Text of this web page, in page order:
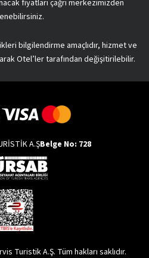
fiyatları çağrı merkezimizden
bilgilendirme amaçlıdır, hizmet ve
Otel’ler tarafından değişitirilebilir.
A.ŞBelge No: 728
Turistik A.Ş. Tüm hakları saklıdır.